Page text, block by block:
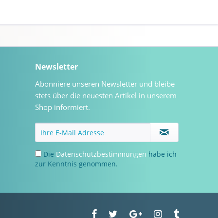
Newsletter
Abonniere unseren Newsletter und bleibe
stets über die neuesten Artikel in unserem
Shop informiert.
Die Datenschutzbestimmungen habe ich
zur Kenntnis genommen.